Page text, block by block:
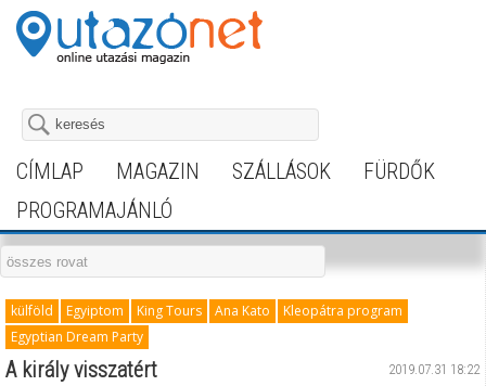
CÍMLAP MAGAZIN SZÁLLÁSOK
FÜRDŐK
PROGRAMAJÁNLÓ
külföld Egyiptom King Tours Ana Kato
Kleopátra program
Egyptian Dream Party
2019.07.31 18:22
A király visszatért